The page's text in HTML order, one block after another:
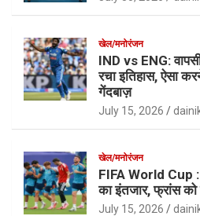
खेल/मनोरंजन
IND vs ENG:
रचा इतिहास, ऐसा
गेंदबाज़
July 15, 2026
खेल/मनोरंजन
FIFA World Cup
का इंतजार, फ्रांस
July 15, 2026